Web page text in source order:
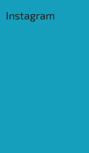
Instagram